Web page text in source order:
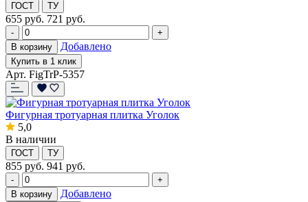
ГОСТ ТУ
655 руб. 721 руб.
-
+
В корзину
Добавлено
Купить в 1 клик
Арт. FigTrP-5357
Фигурная тротуарная плитка Уголок
5,0
В наличии
ГОСТ ТУ
855 руб. 941 руб.
-
+
В корзину
Добавлено